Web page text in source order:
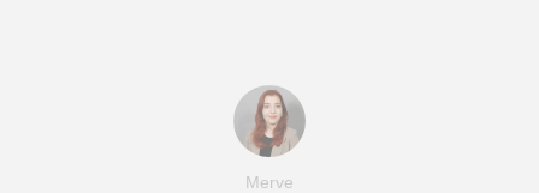
Merve